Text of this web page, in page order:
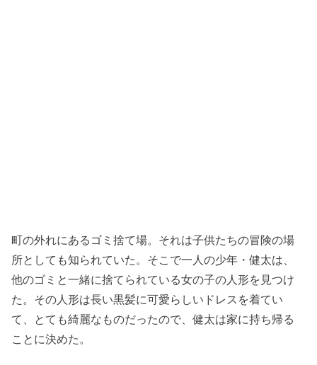
町の外れにあるゴミ捨て場。それは子供たちの冒険の場
所としても知られていた。そこで一人の少年・健太は、
他のゴミと一緒に捨てられている女の子の人形を見つけ
た。その人形は長い黒髪に可愛らしいドレスを着てい
て、とても綺麗なものだったので、健太は家に持ち帰る
ことに決めた。